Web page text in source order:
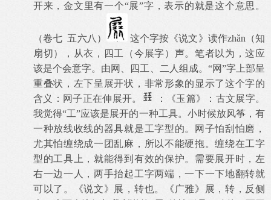
开来，金文里有一个“展”字，表示的就是这个意思。
（卷七 五六八） 这个字按《说文》读作zhǎn （知
扇切），从衣，四工（今展字）声。笔者以为，这应
该是个会意字。由网、四工、二人组成。“网”字上部呈
重叠状，左下呈展开状，非常形象的显示了这个字的
含义：网子正在伸展开。
：《玉篇》：古文展字。
我觉得“工”应该是展开的一种工具。小时候放风筝，有
一种放线收线的器具就是工字型的。网子怕刮怕磨，
尤其怕缠绕成一团乱麻，所以不能硬拖。缠绕在工字
型的工具上，就能得到有效的保护。需要展开时，左
右一边一人，两手抬起工字两端，一下一下地翻转就
可以了。《说文》展，转也。《广雅》展，转，反侧